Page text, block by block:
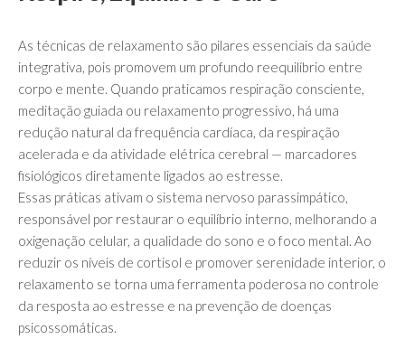
As técnicas de relaxamento são pilares essenciais da saúde
integrativa, pois promovem um profundo reequilíbrio entre
corpo e mente. Quando praticamos respiração consciente,
meditação guiada ou relaxamento progressivo, há uma
redução natural da frequência cardíaca, da respiração
acelerada e da atividade elétrica cerebral — marcadores
fisiológicos diretamente ligados ao estresse.
Essas práticas ativam o sistema nervoso parassimpático,
responsável por restaurar o equilíbrio interno, melhorando a
oxigenação celular, a qualidade do sono e o foco mental. Ao
reduzir os níveis de cortisol e promover serenidade interior, o
relaxamento se torna uma ferramenta poderosa no controle
da resposta ao estresse e na prevenção de doenças
psicossomáticas.